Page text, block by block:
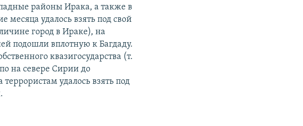
районы Ирака, а также в
месяца удалось взять под свой
город в Ираке), на
подошли вплотную к Багдаду.
квазигосударства (т.
на севере Сирии до
удалось взять под